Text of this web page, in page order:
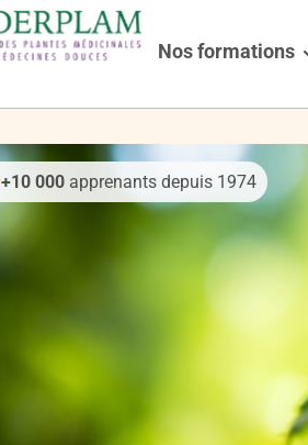
Nos formations
+10 000 apprenants depuis 1974